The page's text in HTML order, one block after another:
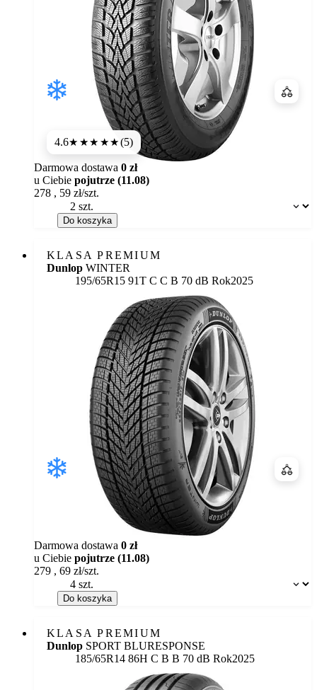
4.6★★★★★(5)
Dostępność:
Darmowa dostawa 0 zł
u Ciebie pojutrze (11.08)
278 , 59 zł/szt.
Do koszyka
KLASA PREMIUM
Dunlop WINTER
195/65R15 91T Etykieta:
C C B 70 dB Rok2025
Dostępność:
Darmowa dostawa 0 zł
u Ciebie pojutrze (11.08)
279 , 69 zł/szt.
Do koszyka
KLASA PREMIUM
Dunlop SPORT BLURESPONSE
185/65R14 86H Etykieta:
C B B 70 dB Rok2025